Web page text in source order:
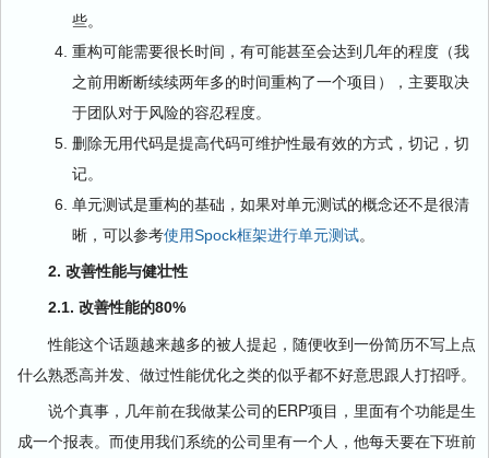
些。
重构可能需要很长时间，有可能甚至会达到几年的程度（我
之前用断断续续两年多的时间重构了一个项目），主要取决
于团队对于风险的容忍程度。
删除无用代码是提高代码可维护性最有效的方式，切记，切
记。
单元测试是重构的基础，如果对单元测试的概念还不是很清
晰，可以参考使用Spock框架进行单元测试。
2. 改善性能与健壮性
2.1. 改善性能的80%
性能这个话题越来越多的被人提起，随便收到一份简历不写上点
什么熟悉高并发、做过性能优化之类的似乎都不好意思跟人打招呼。
说个真事，几年前在我做某公司的ERP项目，里面有个功能是生
成一个报表。而使用我们系统的公司里有一个人，他每天要在下班前